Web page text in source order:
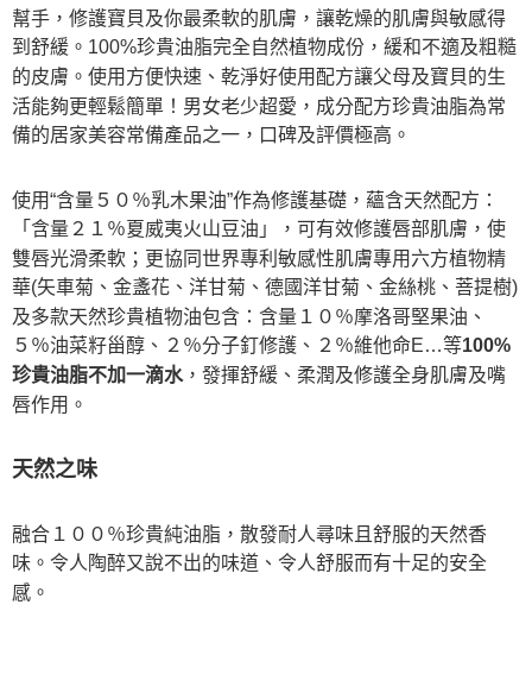
幫手，修護寶貝及你最柔軟的肌膚，讓乾燥的肌膚與敏感得
到舒緩。 100%珍貴油脂完全自然植物成份，緩和不適及粗糙
的皮膚。 使用方便快速、乾淨好使用配方讓父母及寶貝的生
活能夠更輕鬆簡單！ 男女老少超愛，成分配方珍貴油脂為常
備的居家美容常備產品之一，口碑及評價極高。
使用“含量５０％乳木果油”作為修護基礎，蘊含天然配方：
「含量２１％夏威夷火山豆油」，可有效修護唇部肌膚，使
雙唇光滑柔軟；更協同世界專利敏感性肌膚專用六方植物精
華(矢車菊、金盞花、洋甘菊、德國洋甘菊、金絲桃、菩提樹)
及多款天然珍貴植物油包含：含量１０％摩洛哥堅果油、
５％油菜籽甾醇、２％分子釘修護、２％維他命E…等100%
珍貴油脂不加一滴水，發揮舒緩、柔潤及修護全身肌膚及嘴
唇作用。
天然之味
融合１００％珍貴純油脂，散發耐人尋味且舒服的天然香
味。令人陶醉又說不出的味道、令人舒服而有十足的安全
感。